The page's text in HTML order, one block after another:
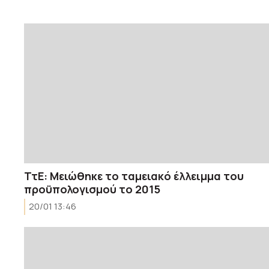
ΤτΕ: Μειώθηκε το ταμειακό έλλειμμα του
προϋπολογισμού το 2015
20/01 13:46